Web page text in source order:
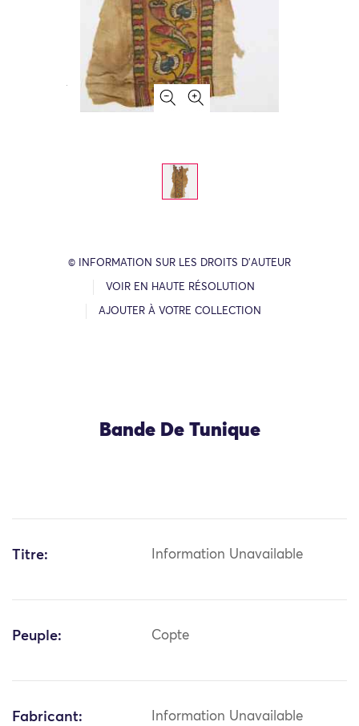
© INFORMATION SUR LES DROITS D’AUTEUR
VOIR EN HAUTE RÉSOLUTION
AJOUTER À VOTRE COLLECTION
Bande De Tunique
Titre: Information Unavailable
Peuple: Copte
Fabricant: Information Unavailable